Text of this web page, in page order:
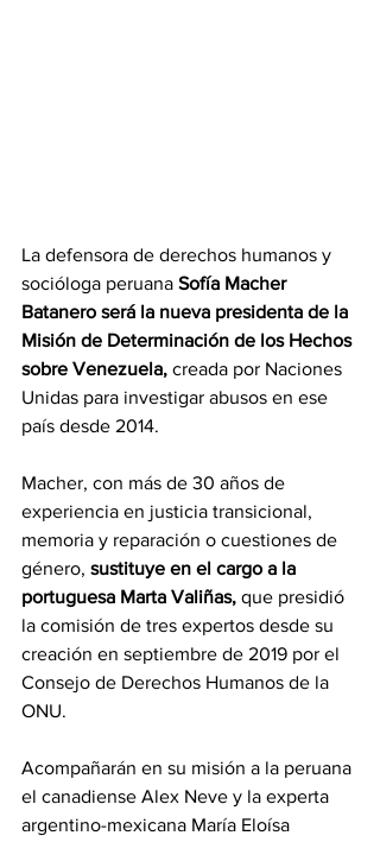
La defensora de derechos humanos y
socióloga peruana Sofía Macher
Batanero será la nueva presidenta de la
Misión de Determinación de los Hechos
sobre Venezuela, creada por Naciones
Unidas para investigar abusos en ese
país desde 2014.
Macher, con más de 30 años de
experiencia en justicia transicional,
memoria y reparación o cuestiones de
género, sustituye en el cargo a la
portuguesa Marta Valiñas, que presidió
la comisión de tres expertos desde su
creación en septiembre de 2019 por el
Consejo de Derechos Humanos de la
ONU.
Acompañarán en su misión a la peruana
el canadiense Alex Neve y la experta
argentino-mexicana María Eloísa